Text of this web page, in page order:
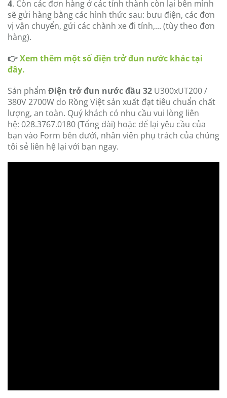
4. Còn các đơn hàng ở các tỉnh thành còn lại bên mình
sẽ gửi hàng bằng các hình thức sau: bưu điện, các đơn
vị vận chuyển, gửi các chành xe đi tỉnh,... (tùy theo đơn
hàng).
👉Xem thêm một số điện trở đun nước khác tại
đây.
Sản phẩm Điện trở đun nước đầu 32 U300xUT200 /
380V 2700W do Rồng Việt sản xuất đạt tiêu chuẩn chất
lượng, an toàn. Quý khách có nhu cầu vui lòng liên
hệ: 028.3767.0180 (Tổng đài) hoặc để lại yêu cầu của
bạn vào Form bên dưới, nhân viên phụ trách của chúng
tôi sẻ liên hệ lại với bạn ngay.